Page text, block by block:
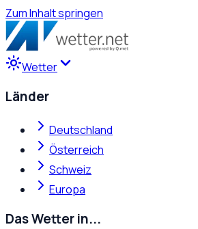
Zum Inhalt springen
Wetter
Länder
Deutschland
Österreich
Schweiz
Europa
Das Wetter in...